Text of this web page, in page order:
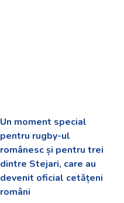
Un moment special
pentru rugby-ul
românesc și pentru trei
dintre Stejari, care au
devenit oficial cetățeni
români